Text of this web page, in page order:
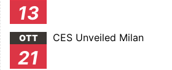
13
OTT
21
CES Unveiled Milan